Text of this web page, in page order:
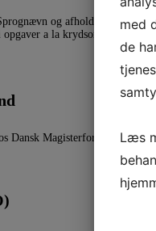
og afholdes i
a la krydsord til børn
Dansk Magisterforening....
med
de
Læs